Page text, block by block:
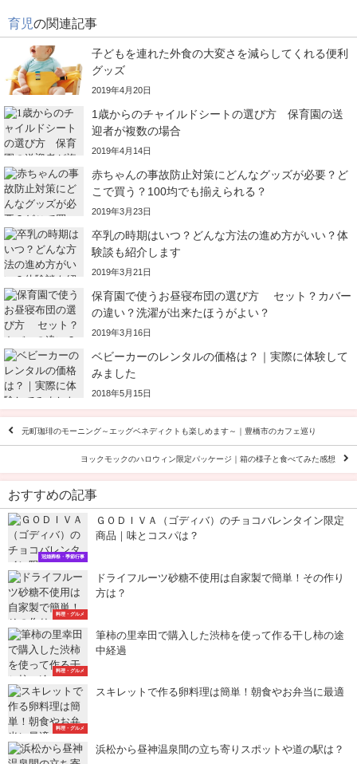
育児の関連記事
子どもを連れた外食の大変さを減らしてくれる便利
グッズ
2019年4月20日
1歳からのチャイルドシートの選び方 保育園の送
迎者が複数の場合
2019年4月14日
赤ちゃんの事故防止対策にどんなグッズが必要？ど
こで買う？100均でも揃えられる？
2019年3月23日
卒乳の時期はいつ？どんな方法の進め方がいい？体
験談も紹介します
2019年3月21日
保育園で使うお昼寝布団の選び方 セット？カバー
の違い？洗濯が出来たほうがよい？
2019年3月16日
ベビーカーのレンタルの価格は？｜実際に体験して
みました
2018年5月15日
元町珈琲のモーニング～エッグベネディクトも楽しめます～｜豊橋市のカフェ巡り
ヨックモックのハロウィン限定パッケージ｜箱の様子と食べてみた感想
おすすめの記事
冠婚葬祭・季節行事
ＧＯＤＩＶＡ（ゴディバ）のチョコバレンタイン限定
商品｜味とコスパは？
料理・グルメ
ドライフルーツ砂糖不使用は自家製で簡単！その作り
方は？
料理・グルメ
筆柿の里幸田で購入した渋柿を使って作る干し柿の途
中経過
料理・グルメ
スキレットで作る卵料理は簡単！朝食やお弁当に最適
浜松から昼神温泉間の立ち寄りスポットや道の駅は？